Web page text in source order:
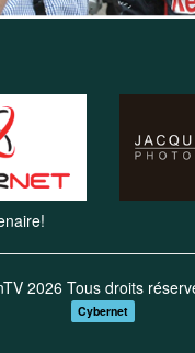
2026 Tous droits
Cybernet